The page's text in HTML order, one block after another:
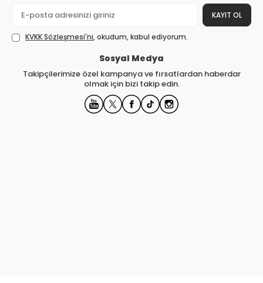
KAYIT OL
KVKK Sözleşmesi'ni, okudum, kabul ediyorum.
Sosyal Medya
Takipçilerimize özel kampanya ve fırsatlardan haberdar
olmak için bizi takip edin.